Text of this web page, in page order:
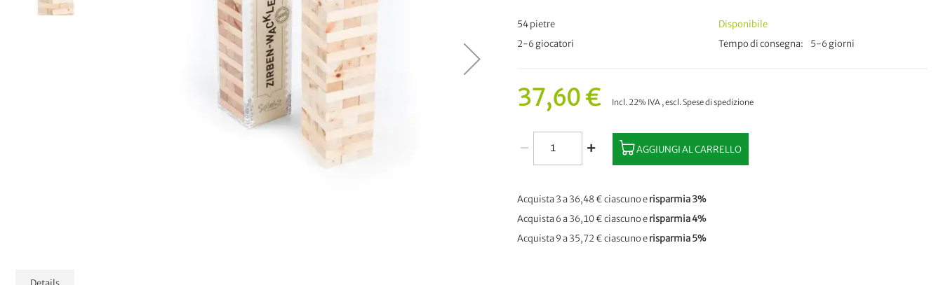
54 pietre
2-6 giocatori
Disponibile
Tempo di consegna
5-6 giorni
37,60 € Incl. 22% IVA ,escl.Spese di spedizione
AGGIUNGI AL CARRELLO
Acquista 3 a36,48 €ciascuno erisparmia3%
Acquista 6 a36,10 €ciascuno erisparmia4%
Acquista 9 a35,72 €ciascuno erisparmia5%